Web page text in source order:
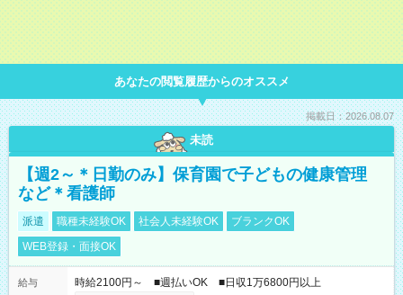
あなたの閲覧履歴からのオススメ
掲載日：2026.08.07
未読
【週2～＊日勤のみ】保育園で子どもの健康管理
など＊看護師
派遣 職種未経験OK 社会人未経験OK
ブランクOK
WEB登録・面接OK
給与
時給2100円～ ■週払いOK ■日収1万6800円以上